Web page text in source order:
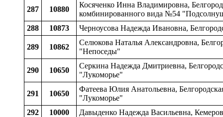
287 10880
Косяченко Инна Владимировна,
комбинированного вида №54
288
10873 Черноусова Надежда Ивановна,
289 10862
Селюкова Наталья Александровна,
"Непоседы"
290 10650
Серкина Надежда Дмитриевна,
"Лукоморье"
291 10650
Фатеева Юлия Анатольевна,
"Лукоморье"
292
10000
Давыденко Надежда Васильевна,